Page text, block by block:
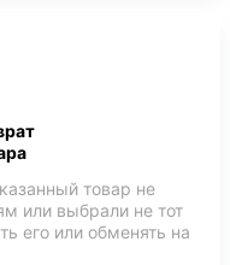
товар не
или выбрали не тот
его или обменять на